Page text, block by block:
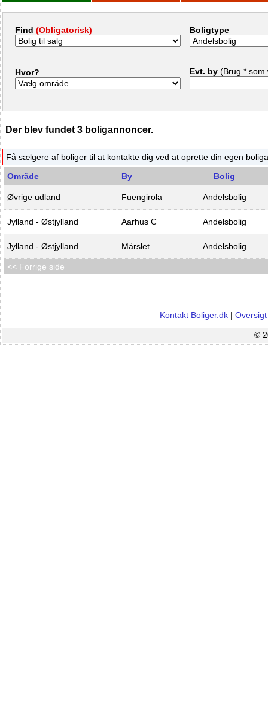
Find (Obligatorisk) Boligtype
Hvor? Evt. by (Brug * som
Der blev fundet 3 boligannoncer.
Få sælgere af boliger til at kontakte dig ved at oprette din egen
Område
By Bolig
Øvrige udland Fuengirola Andelsbolig
Jylland - Østjylland Aarhus C Andelsbolig
Jylland - Østjylland Mårslet Andelsbolig
<< Forrige side
Kontakt Boliger.dk |
©